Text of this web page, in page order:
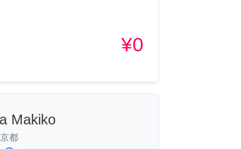
¥0
Makiko
都